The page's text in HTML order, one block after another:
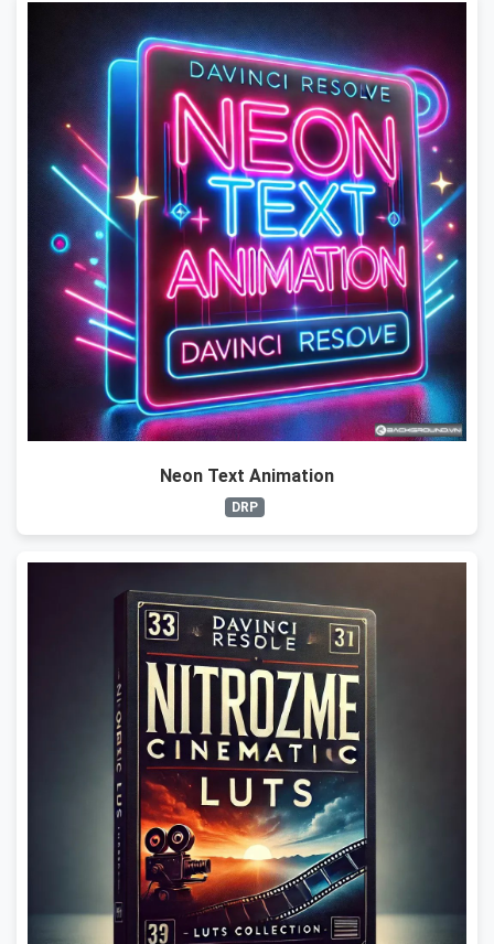
Neon Text Animation
DRP